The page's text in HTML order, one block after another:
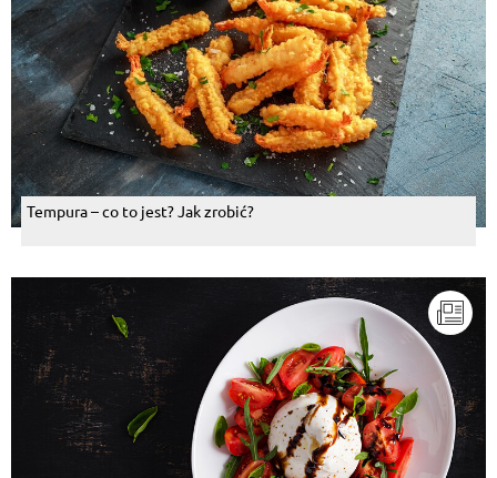
Tempura – co to jest? Jak zrobić?